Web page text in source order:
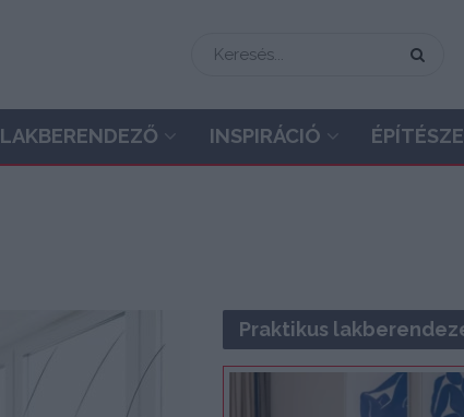
LAKBERENDEZŐ INSPIRÁCIÓ
Praktikus